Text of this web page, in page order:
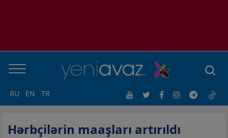
RU EN TR
Hərbçilərin maaşları artırıldı